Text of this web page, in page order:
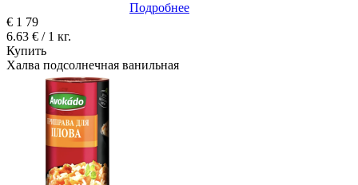
Подробнее
€ 1 79
6.63 € / 1 кг.
Купить
Халва подсолнечная ванильная